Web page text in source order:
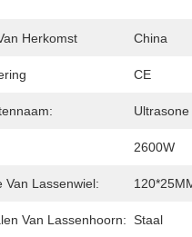
Herkomst China
CE
2600W
Van Lassenwiel:
Van Lassenhoorn: Staal